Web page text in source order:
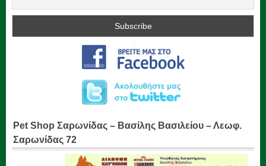
Pet Shop Σαρωνίδας – Βασίλης Βασιλείου – Λεωφ.
Σαρωνίδας 72